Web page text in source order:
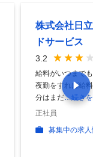
株式会社日
ドサービス
3.2
給料がいつまで
夜勤をすれば給
分はまだ…続き
正社員
募集中の求